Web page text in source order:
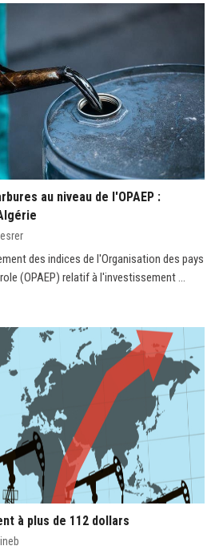
au niveau de l'OPAEP :
des indices de l'Organisation des pays
(OPAEP) relatif à l'investissement ...
à plus de 112 dollars